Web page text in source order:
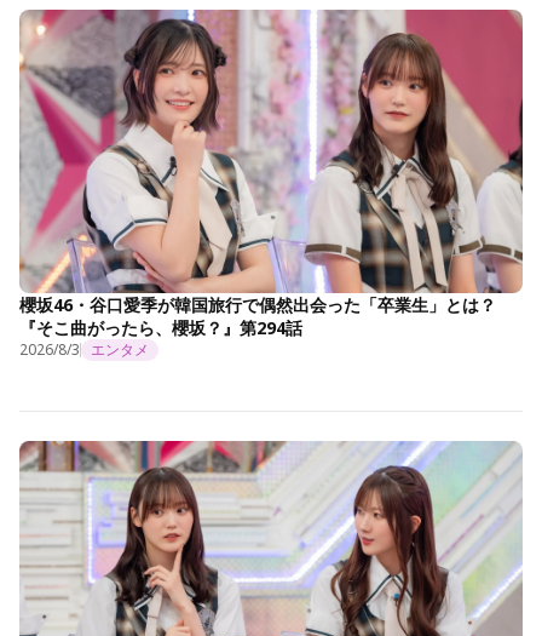
櫻坂46・谷口愛季が韓国旅行で偶然出会った「卒業生」とは？
『そこ曲がったら、櫻坂？』第294話
2026/8/3 エンタメ